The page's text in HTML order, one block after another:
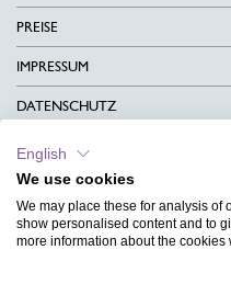
PREISE
IMPRESSUM
DATENSCHUTZ
KONTAKT
AGB
CHARITY
English
We use cookies
We may place these for analysis of
show personalised content and to
more information about the cookies